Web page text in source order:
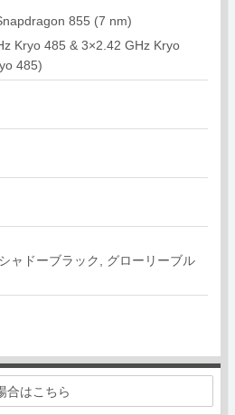
855 (7 nm)
Kryo 485 & 3×2.42 GHz Kryo
485)
ャドーブラック, グローリーブル
合はこちら